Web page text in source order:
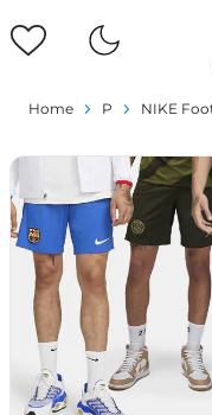
Home P NIKE